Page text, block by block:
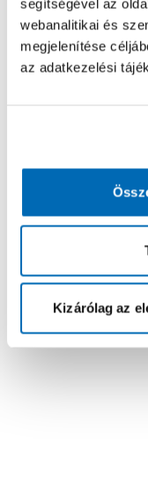
segítségével az
webanalitikai és
megjelenítése
az adatkezelési
Kizárólag az